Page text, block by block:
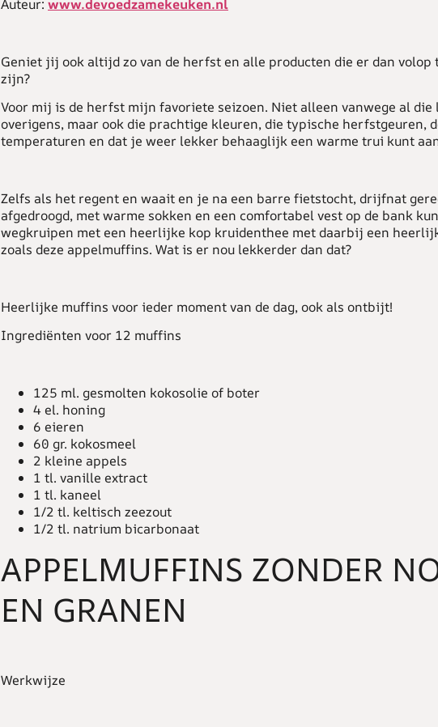
Auteur: www.devoedzamekeuken.nl
Geniet jij ook altijd zo van de herfst en alle producten die er dan volop
zijn?
Voor mij is de herfst mijn favoriete seizoen. Niet alleen vanwege al
overigens, maar ook die prachtige kleuren, die typische herfstgeuren,
temperaturen en dat je weer lekker behaaglijk een warme trui kunt
Zelfs als het regent en waait en je na een barre fietstocht, drijfnat
afgedroogd, met warme sokken en een comfortabel vest op de bank
wegkruipen met een heerlijke kop kruidenthee met daarbij een
zoals deze appelmuffins. Wat is er nou lekkerder dan dat?
Heerlijke muffins voor ieder moment van de dag, ook als ontbijt!
Ingrediënten voor 12 muffins
125 ml. gesmolten kokosolie of boter
4 el. honing
6 eieren
60 gr. kokosmeel
2 kleine appels
1 tl. vanille extract
1 tl. kaneel
1/2 tl. keltisch zeezout
1/2 tl. natrium bicarbonaat
APPELMUFFINS ZONDER
EN GRANEN
Werkwijze